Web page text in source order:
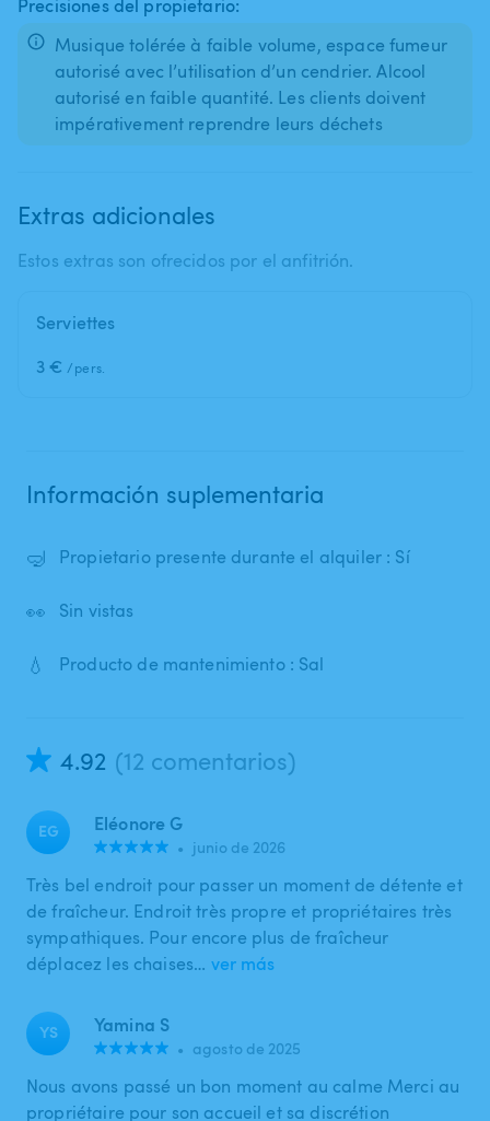
Precisiones del propietario:
Musique tolérée à faible volume, espace fumeur
autorisé avec l’utilisation d’un cendrier. Alcool
autorisé en faible quantité. Les clients doivent
Extras adicionales
Estos extras son ofrecidos por el anfitrión.
Serviettes
3 € /pers.
Información suplementaria
🤿 Propietario presente durante el alquiler : Sí
👀 Sin vistas
💧 Producto de mantenimiento : Sal
4.92 (12 comentarios)
EG Eléonore G
• junio de 2026
Très bel endroit pour passer un moment de détente et
de fraîcheur. Endroit très propre et propriétaires très
sympathiques. Pour encore plus de fraîcheur
déplacez les chaises… ver más
YS Yamina S
• agosto de 2025
Nous avons passé un bon moment au calme Merci au
propriétaire pour son accueil et sa discrétion